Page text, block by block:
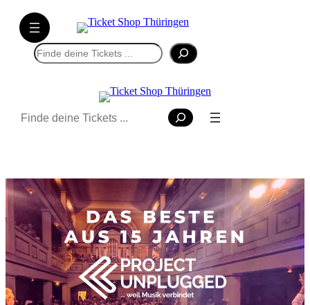
Suchen
Suchen
Tickets kaufen